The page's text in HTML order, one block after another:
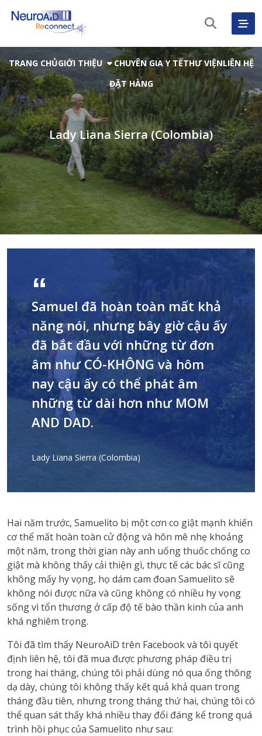
TRANG CHỦGIỚI THIỆU CHUYÊN GIA Y TẾTHƯ VIỆNLIÊN HỆ
ĐẶT HÀNG
Lady Liana Sierra (Colombia)
Samuel đã hoàn toàn mất khả
năng nói, nhưng bây giờ cậu ấy
đã bắt đầu với những từ đơn
âm như CÓ-KHÔNG và hôm
nay cậu ấy có thể phát âm
những từ dài hơn như MOM
AND DAD.
Lady Liana Sierra (Colombia)
Hai năm trước, Samuelito bị một cơn co giật mạnh khiến
cơ thể mất hoàn toàn cử động và hôn mê nhẹ khoảng
một năm, trong thời gian này anh uống thuốc chống co
giật mà không thấy cải thiện gì, thực tế các bác sĩ cũng
không mấy hy vọng, họ dám cam đoan Samuelito sẽ
không nói được nữa và cũng không có nhiều hy vọng
sống vì tổn thương ở cấp độ tế bào thần kinh của anh
khá nghiêm trọng.
Tôi đã tìm thấy NeuroAiD trên Facebook và tôi quyết
định liên hệ, tôi đã mua được phương pháp điều trị
trong hai tháng, chúng tôi phải dùng nó qua ống thông
dạ dày, chúng tôi không thấy kết quả khả quan trong
tháng đầu tiên, nhưng trong tháng thứ hai, chúng tôi có
thể quan sát thấy khá nhiều thay đổi đáng kể trong quá
trình hồi phục của Samuelito như sau: